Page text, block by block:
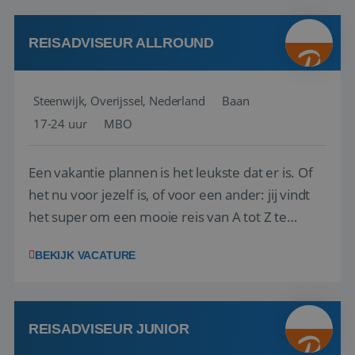
kwaliteitsbewaking van alles wat met IATA te m...
REISADVISEUR ALLROUND
Steenwijk, Overijssel, Nederland
Baan
17-24 uur
MBO
Een vakantie plannen is het leukste dat er is. Of
het nu voor jezelf is, of voor een ander: jij vindt
het super om een mooie reis van A tot Z te
vakantiegangers de meest prachtige plekjes op
werken: of het nu gaat om vragen ...
BEKIJK VACATURE
REISADVISEUR JUNIOR